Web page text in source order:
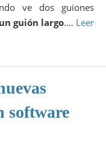
ve dos guiones
guión largo.… Leer
software